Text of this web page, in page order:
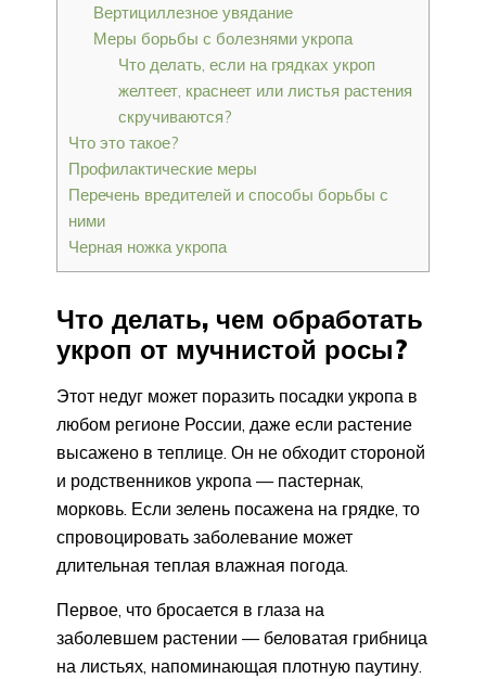
Вертициллезное увядание
Меры борьбы с болезнями укропа
Что делать, если на грядках укроп
желтеет, краснеет или листья растения
скручиваются?
Что это такое?
Профилактические меры
Перечень вредителей и способы борьбы с
ними
Черная ножка укропа
Что делать, чем обработать
укроп от мучнистой росы?
Этот недуг может поразить посадки укропа в
любом регионе России, даже если растение
высажено в теплице. Он не обходит стороной
и родственников укропа — пастернак,
морковь. Если зелень посажена на грядке, то
спровоцировать заболевание может
длительная теплая влажная погода.
Первое, что бросается в глаза на
заболевшем растении — беловатая грибница
на листьях, напоминающая плотную паутину.